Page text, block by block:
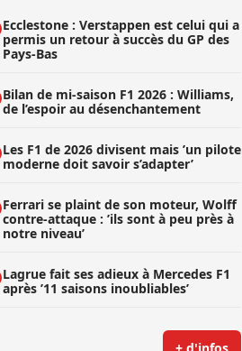
Ecclestone : Verstappen est celui qui a
permis un retour à succès du GP des
Pays-Bas
Bilan de mi-saison F1 2026 : Williams,
de l’espoir au désenchantement
Les F1 de 2026 divisent mais ’un pilote
moderne doit savoir s’adapter’
Ferrari se plaint de son moteur, Wolff
contre-attaque : ’ils sont à peu près à
notre niveau’
Lagrue fait ses adieux à Mercedes F1
après ’11 saisons inoubliables’